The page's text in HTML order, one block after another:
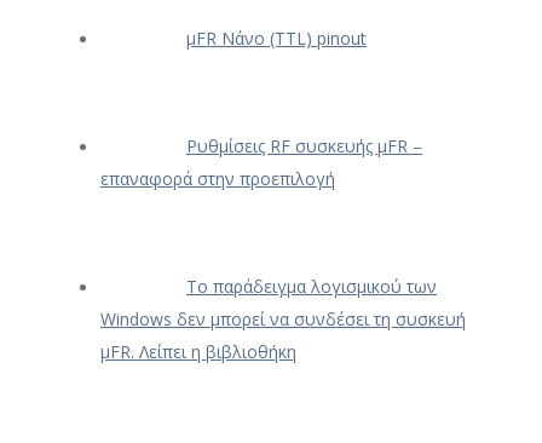
μFR Νάνο (TTL) pinout
Ρυθμίσεις RF συσκευής μFR –
επαναφορά στην προεπιλογή
Το παράδειγμα λογισμικού των
Windows δεν μπορεί να συνδέσει τη συσκευή
μFR. Λείπει η βιβλιοθήκη